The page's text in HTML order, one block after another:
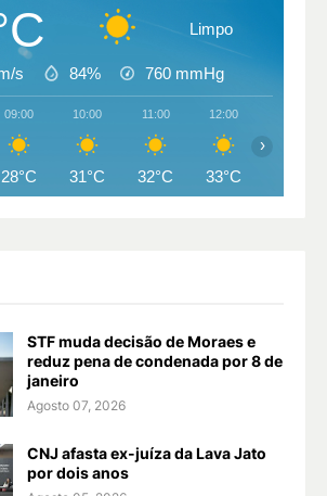
Limpo
s 84% 760 mmHg
09:00
28°C
10:00
31°C
11:00
32°C
12:00
33°C
›
STF muda decisão de Moraes e
reduz pena de condenada por 8 de
janeiro
Agosto 07, 2026
CNJ afasta ex-juíza da Lava Jato
por dois anos